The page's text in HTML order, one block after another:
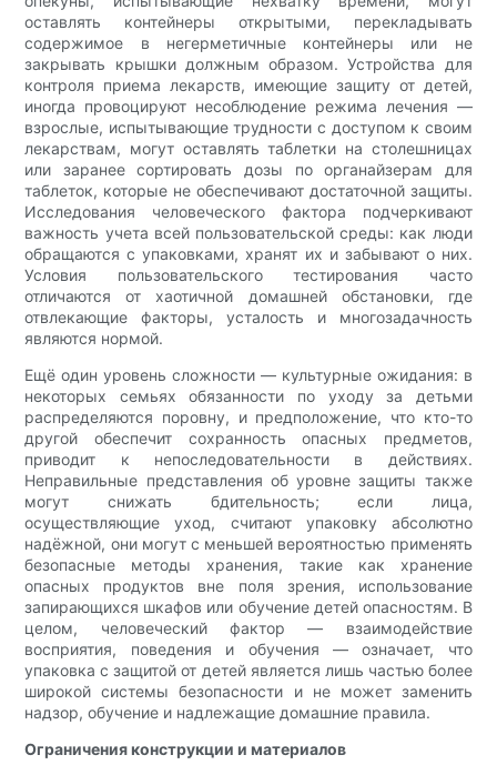
оставлять контейнеры открытыми, перекладывать
содержимое в негерметичные контейнеры или не
закрывать крышки должным образом. Устройства для
контроля приема лекарств, имеющие защиту от детей,
иногда провоцируют несоблюдение режима лечения —
взрослые, испытывающие трудности с доступом к своим
лекарствам, могут оставлять таблетки на столешницах
или заранее сортировать дозы по органайзерам для
таблеток, которые не обеспечивают достаточной защиты.
Исследования человеческого фактора подчеркивают
важность учета всей пользовательской среды: как люди
обращаются с упаковками, хранят их и забывают о них.
Условия пользовательского тестирования часто
отличаются от хаотичной домашней обстановки, где
отвлекающие факторы, усталость и многозадачность
являются нормой.
Ещё один уровень сложности — культурные ожидания: в
некоторых семьях обязанности по уходу за детьми
распределяются поровну, и предположение, что кто-то
другой обеспечит сохранность опасных предметов,
приводит к непоследовательности в действиях.
Неправильные представления об уровне защиты также
могут снижать бдительность; если лица,
осуществляющие уход, считают упаковку абсолютно
надёжной, они могут с меньшей вероятностью применять
безопасные методы хранения, такие как хранение
опасных продуктов вне поля зрения, использование
запирающихся шкафов или обучение детей опасностям. В
целом, человеческий фактор — взаимодействие
восприятия, поведения и обучения — означает, что
упаковка с защитой от детей является лишь частью более
широкой системы безопасности и не может заменить
надзор, обучение и надлежащие домашние правила.
Ограничения конструкции и материалов